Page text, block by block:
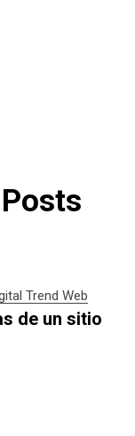
Trend Web
de un sitio